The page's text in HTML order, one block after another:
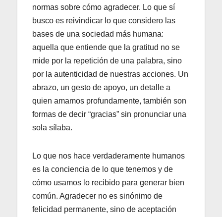
normas sobre cómo agradecer. Lo que sí
busco es reivindicar lo que considero las
bases de una sociedad más humana:
aquella que entiende que la gratitud no se
mide por la repetición de una palabra, sino
por la autenticidad de nuestras acciones. Un
abrazo, un gesto de apoyo, un detalle a
quien amamos profundamente, también son
formas de decir “gracias” sin pronunciar una
sola sílaba.
Lo que nos hace verdaderamente humanos
es la conciencia de lo que tenemos y de
cómo usamos lo recibido para generar bien
común. Agradecer no es sinónimo de
felicidad permanente, sino de aceptación